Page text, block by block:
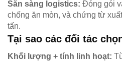
Sẵn sàng logistics: Đóng gói
chống ăn mòn, và chứng từ
tấn.
Tại sao các đối tác
Khối lượng + tính linh hoạt: